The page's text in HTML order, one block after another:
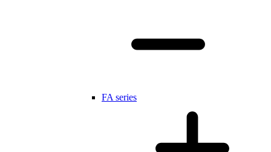
FA series